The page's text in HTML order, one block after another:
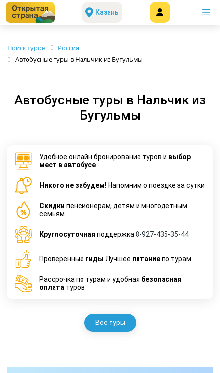
Казань
Поиск туров
Россия
Автобусные туры в Нальчик из Бугульмы
Автобусные туры в Нальчик из
Бугульмы
Удобное онлайн бронирование туров и выбор
мест в автобусе
Никого не забудем! Напомним о поездке за сутки
Cкидки пенсионерам, детям и многодетным
семьям
Круглосуточная поддержка 8-927-435-35-44
Проверенные гиды Лучшее питаниепо турам
Рассрочка по турам и удобная безопасная
оплата туров
Все туры